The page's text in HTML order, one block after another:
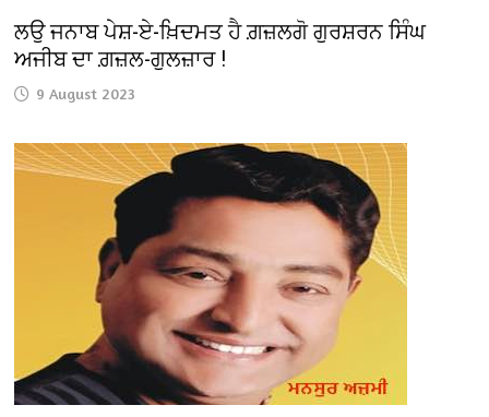
ਲਉ ਜਨਾਬ ਪੇਸ਼-ਏ-ਖ਼ਿਦਮਤ ਹੈ ਗ਼ਜ਼ਲਗੋ ਗੁਰਸ਼ਰਨ ਸਿੰਘ
ਅਜੀਬ ਦਾ ਗ਼ਜ਼ਲ-ਗੁਲਜ਼ਾਰ !
9 August 2023